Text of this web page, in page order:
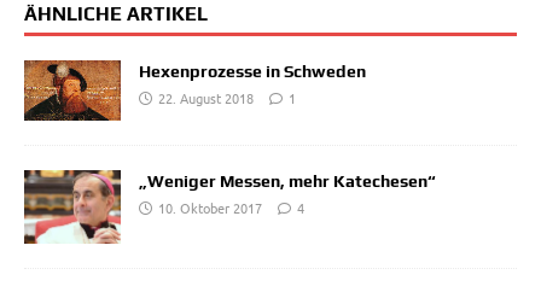
ÄHNLICHE ARTIKEL
Hexenprozesse in Schweden
22. August 2018
1
„Weniger Messen, mehr Katechesen“
10. Oktober 2017
4